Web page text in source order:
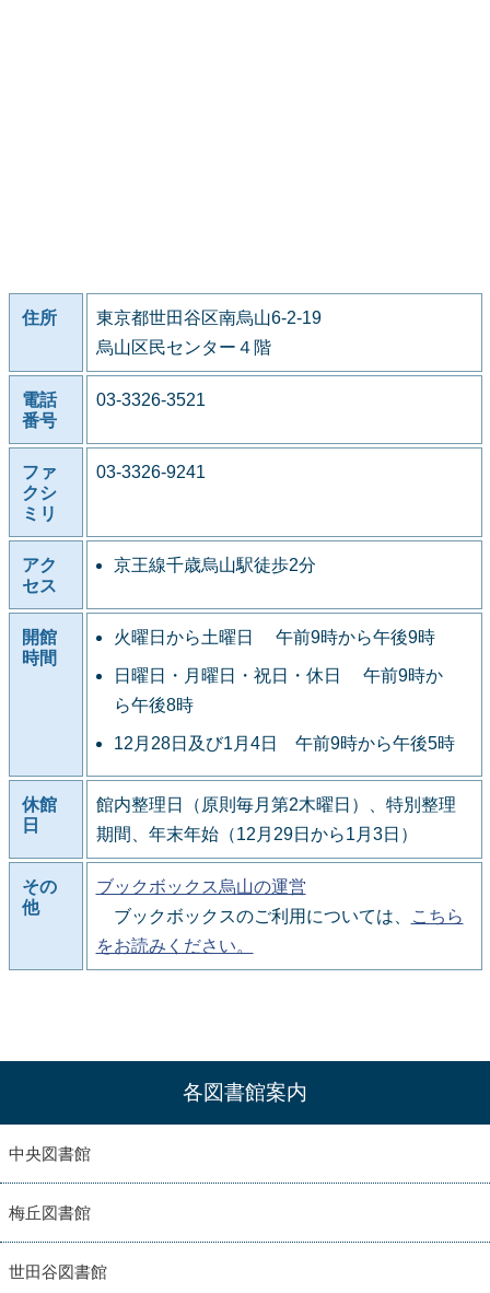
住所
東京都世田谷区南烏山6-2-19
烏山区民センター４階
電話
番号
03-3326-3521
ファ
クシ
ミリ
03-3326-9241
アク
セス
京王線千歳烏山駅徒歩2分
開館
時間
火曜日から土曜日 午前9時から午後9時
日曜日・月曜日・祝日・休日 午前9時か
ら午後8時
12月28日及び1月4日 午前9時から午後5時
休館
日
館内整理日（原則毎月第2木曜日）、特別整理
期間、年末年始（12月29日から1月3日）
その
他
ブックボックス烏山の運営
ブックボックスのご利用については、
こちら
をお読みください。
各図書館案内
中央図書館
梅丘図書館
世田谷図書館